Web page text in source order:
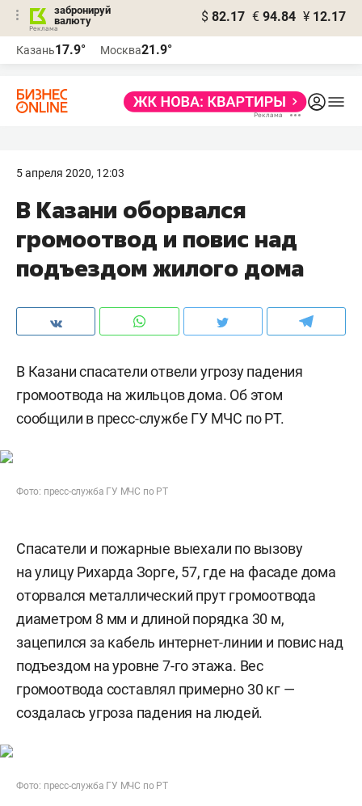
забронируй
валюту
$ 82.17 € 94.84 ¥ 12.17
Казань17.9° Москва21.9°
5 апреля 2020, 12:03
В Казани оборвался
громоотвод и повис над
подъездом жилого дома
В Казани спасатели отвели угрозу падения
громоотвода на жильцов дома. Об этом
сообщили в пресс-службе ГУ МЧС по РТ.
Фото: пресс-служба ГУ МЧС по РТ
Спасатели и пожарные выехали по вызову
на улицу Рихарда Зорге, 57, где на фасаде дома
оторвался металлический прут громоотвода
диаметром 8 мм и длиной порядка 30 м,
зацепился за кабель интернет-линии и повис над
подъездом на уровне 7-го этажа. Вес
громоотвода составлял примерно 30 кг —
создалась угроза падения на людей.
Фото: пресс-служба ГУ МЧС по РТ